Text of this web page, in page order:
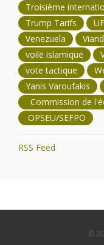
Troisième
Trump Tarifs
Venezuela
voile islamique
vote tactique
Yanis Varoufakis
Commission de
OPSEU/SEFPO
RSS Feed
©